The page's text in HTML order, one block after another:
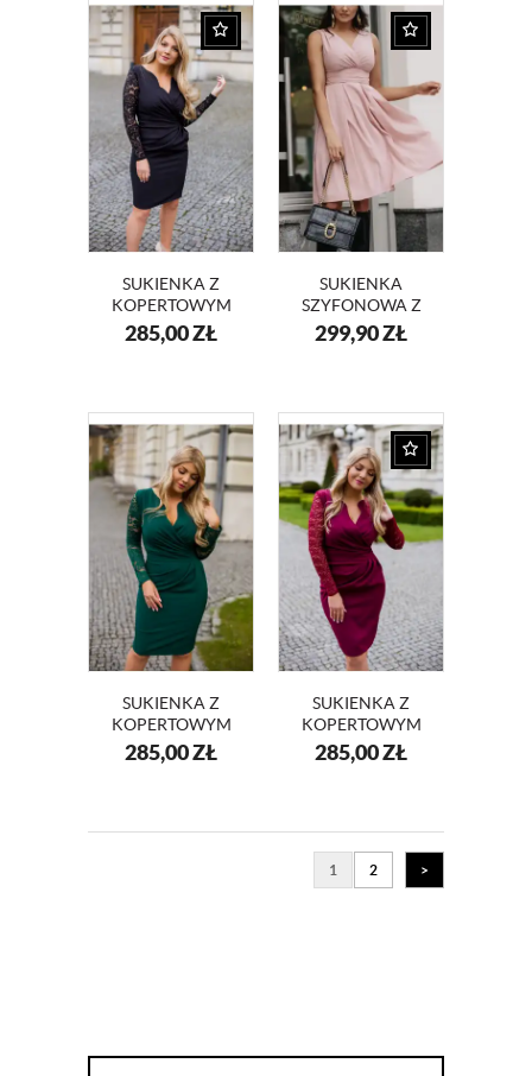
SUKIENKA Z
KOPERTOWYM
DEKOLTEM I
KORONKĄ
285,00ZŁ
SUKIENKA
SZYFONOWA Z
DEKOLTEM NA
WESELE KM117
299,90ZŁ
SUKIENKA Z
KOPERTOWYM
DEKOLTEM I
KORONKĄ
285,00ZŁ
SUKIENKA Z
KOPERTOWYM
DEKOLTEM I
KORONKĄ
285,00ZŁ
1 2 >